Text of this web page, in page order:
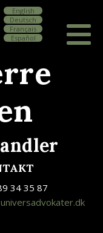
English
Deutsch
Français
Español
34 35 87